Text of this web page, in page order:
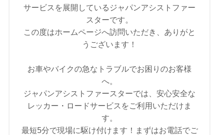
サービスを展開しているジャパンアシストファー
スターです。
この度はホームページへ訪問いただき、ありがと
うございます！
お車やバイクの急なトラブルでお困りのお客様
へ。
ジャパンアシストファースターでは、安心安全な
レッカー・ロードサービスをご利用いただけま
す。
最短5分で現場に駆け付けます！まずはお電話でご